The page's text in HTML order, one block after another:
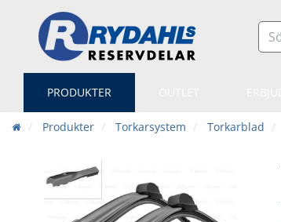
PRODUKTER
Produkter Torkarsystem Torkarblad